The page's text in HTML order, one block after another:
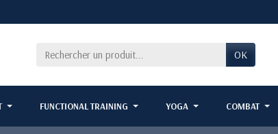
OK
FUNCTIONAL TRAINING YOGA COMBAT